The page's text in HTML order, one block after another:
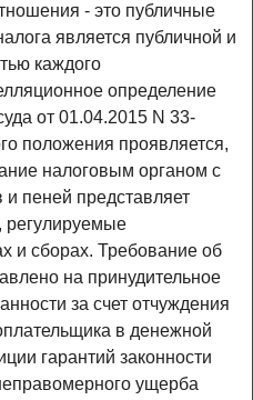
- это публичные
является публичной и
каждого
определение
от 01.04.2015 N 33-
положения проявляется,
налоговым органом с
и пеней представляет
регулируемые
и сборах. Требование об
на принудительное
за счет отчуждения
в денежной
гарантий законности
ущерба